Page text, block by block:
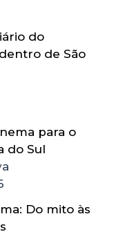
do
de São
para o
do Sul
Do mito às